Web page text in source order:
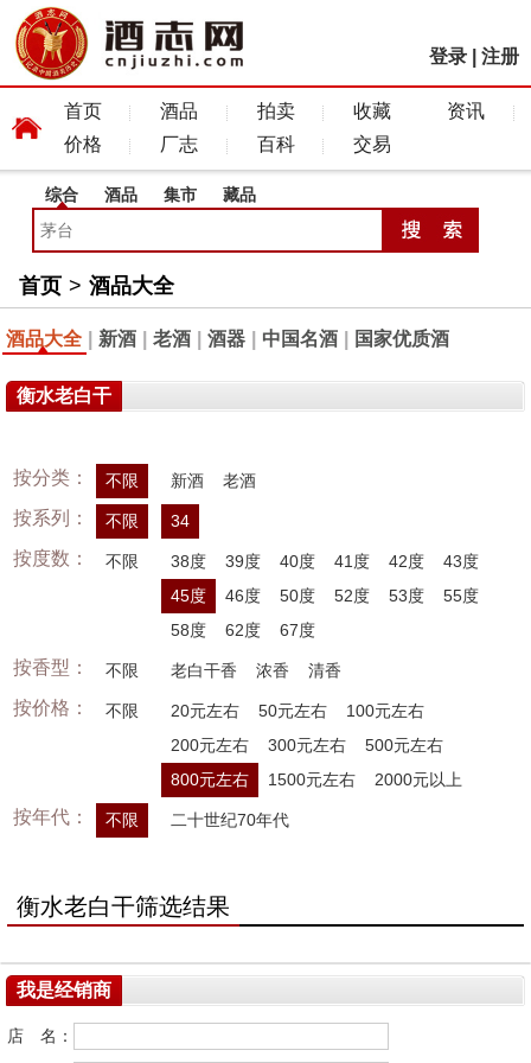
登录 注册
首页 酒品 拍卖 收藏
资讯
价格
厂志 百科 交易
综合 酒品 集市 藏品
首页 > 酒品大全
酒品大全 新酒 老酒 酒器 中国名酒 国家优质酒
衡水老白干
按分类： 不限 新酒 老酒
按系列： 不限 34
按度数： 不限 38度 39度 40度 41度 42度
43度
45度
46度 50度 52度 53度
55度
58度
62度 67度
按香型： 不限 老白干香 浓香 清香
按价格： 不限 20元左右 50元左右
100元左右
200元左右
300元左右
500元左右
800元左右
1500元左右 2000元以上
按年代： 不限 二十世纪70年代
衡水老白干筛选结果
我是经销商
店 名：